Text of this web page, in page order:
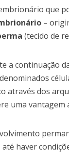
que
–
(tecido de
a continuação
através dos
uma vantagem
haver